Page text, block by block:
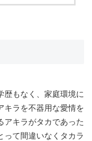
歴もなく、家庭環境に
キラを不器用な愛情を
アキラがタカであった
って間違いなくタカラ